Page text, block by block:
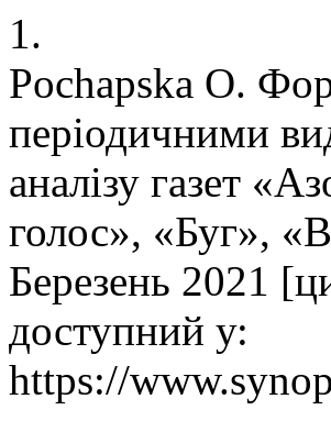
1.
Pochapska O.
періодичними
аналізу газет
голос», «Буг»,
Березень 2021
доступний у:
https://